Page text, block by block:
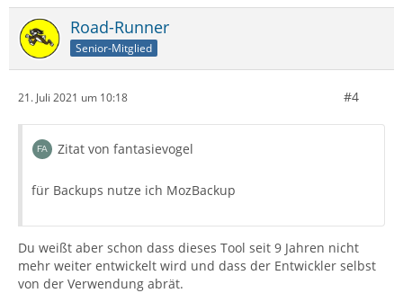
Road-Runner
Senior-Mitglied
21. Juli 2021 um 10:18 #4
Zitat von fantasievogel
für Backups nutze ich MozBackup
Du weißt aber schon dass dieses Tool seit 9 Jahren nicht
mehr weiter entwickelt wird und dass der Entwickler selbst
von der Verwendung abrät.